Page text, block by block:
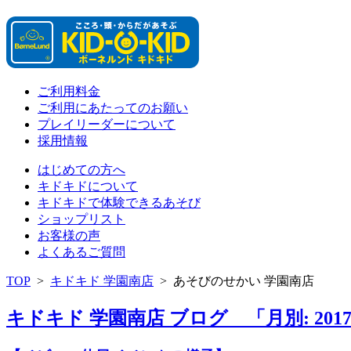
ご利用料金
ご利用にあたってのお願い
プレイリーダーについて
採用情報
はじめての方へ
キドキドについて
キドキドで体験できるあそび
ショップリスト
お客様の声
よくあるご質問
TOP > キドキド 学園南店 > あそびのせかい 学園南店
キドキド 学園南店 ブログ 「月別: 2017